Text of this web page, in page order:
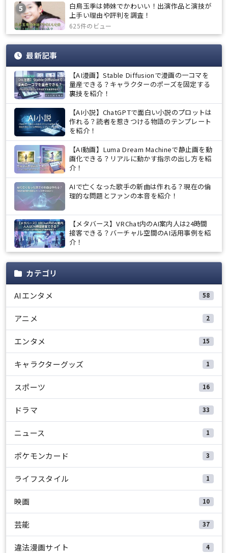
5
白鳥玉季は姉妹でかわいい！出演作品と演技が
上手い理由や評判を調査！
625件のビュー
最新記事
【AI漫画】Stable Diffusionで漫画の一コマを
量産できる？キャラクターのポーズを固定する
裏技を紹介！
【AI小説】ChatGPTで面白い小説のプロットは
作れる？読者を惹きつける物語のテンプレート
を紹介！
【AI動画】Luma Dream Machineで静止画を動
画化できる？リアルに動かす指示の出し方を紹
介！
AIで亡くなった歌手の新曲は作れる？現在の倫
理的な問題とファンの本音を紹介！
【メタバース】VRChat内のAI案内人は24時間
接客できる？バーチャル空間のAI活用事例を紹
介！
カテゴリ
AIエンタメ 58
アニメ 2
エンタメ 15
キャラクターグッズ 1
スポーツ 16
ドラマ 33
ニュース 1
ポケモンカード 3
ライフスタイル 1
映画 10
芸能 37
違法漫画サイト 4